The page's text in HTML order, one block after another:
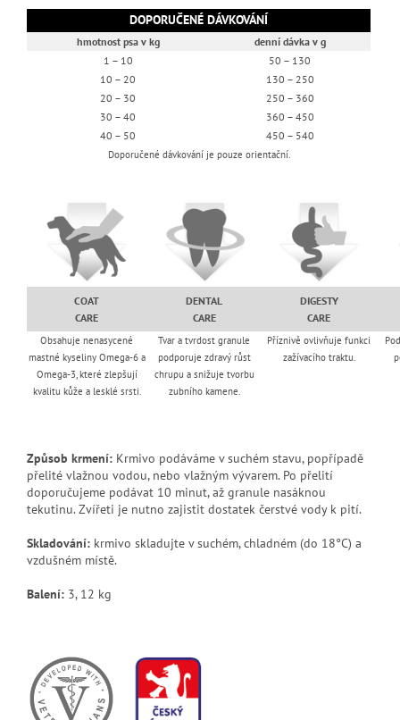
DOPORUČENÉ DÁVKOVÁNÍ
hmotnost psa v kg
denní dávka v g
1 – 10
50 – 130
10 – 20
130 – 250
20 – 30
250 – 360
30 – 40
360 – 450
40 – 50
450 – 540
Doporučené dávkování je pouze orientační.
COAT
CARE
DENTAL
CARE
DIGESTY
CARE
Obsahuje nenasycené
mastné kyseliny Omega-6 a
Omega-3, které zlepšují
kvalitu kůže a lesklé srsti.
Tvar a tvrdost granule
podporuje zdravý růst
chrupu a snižuje tvorbu
zubního kamene.
Příznivě ovlivňuje funkci
zažívacího traktu.
Způsob krmení: Krmivo podáváme v suchém stavu, popřípadě
přelité vlažnou vodou, nebo vlažným vývarem. Po přelití
doporučujeme podávat 10 minut, až granule nasáknou
tekutinu. Zvířeti je nutno zajistit dostatek čerstvé vody k pití.
Skladování: krmivo skladujte v suchém, chladném (do 18°C) a
vzdušném místě.
Balení: 3, 12 kg